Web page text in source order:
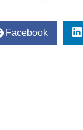
Facebook